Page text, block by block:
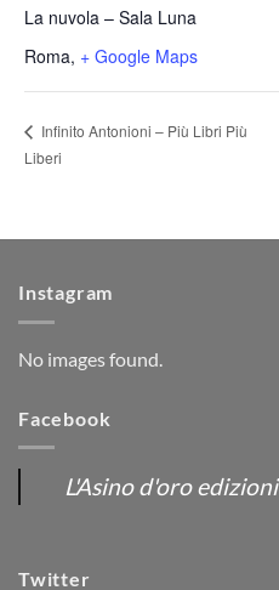
La nuvola – Sala Luna
Roma, + Google Maps
Infinito Antonioni – Più Libri Più
Liberi
Instagram
No images found.
Facebook
L'Asino d'oro edizioni
Twitter